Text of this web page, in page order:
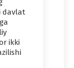
davlat
ikki